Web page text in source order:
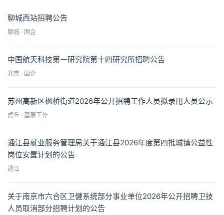
聊城西站招聘公告
聊城 · 国企
中国航天科技第一研究院第十四研究所招聘公告
北京 · 国企
苏州高新区枫桥街道2026年公开招聘工作人员拟录用人员公示
虎丘 · 基层工作
通江县就业服务管理局关于通江县2026年度第四批城镇公益性
岗位安置计划的公告
通江
关于南京市六合区卫健系统部分事业单位2026年公开招聘卫技
人员取消部分招聘计划的公告